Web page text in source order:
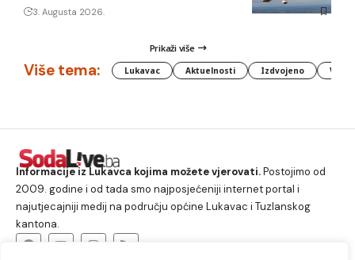
3. Augusta 2026.
Prikaži više
Više tema: Lukavac Aktuelnosti Izdvojeno
Informacije iz Lukavca kojima možete vjerovati.Postojimo od
2009. godine i od tada smo najposjećeniji internet portal i
najutjecajniji medij na području općine Lukavac i Tuzlanskog
kantona.